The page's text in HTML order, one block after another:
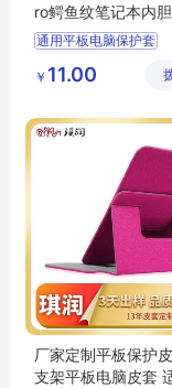
ro鳄鱼纹笔记本内
皮套定做工厂
通用平板电脑保护套
平板内胆包
鳄鱼纹平板电脑内胆包
￥ 11.00
厂家定制平板保护
支架平板电脑皮套